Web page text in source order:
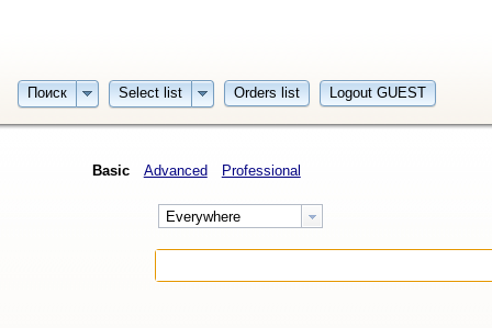
Поиск Select list Orders list Logout GUEST
Basic Advanced Professional
Everywhere